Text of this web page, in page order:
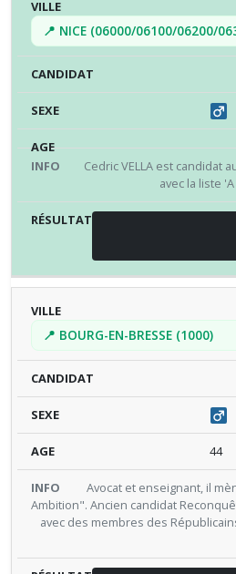
VILLE
📍 NICE (06000/06100/06200/
Cedric VELLA est candidat
avec la liste 'A
📍 BOURG-EN-BRESSE (1000)
44
Avocat et enseignant, il
Ambition". Ancien candidat
avec des membres des